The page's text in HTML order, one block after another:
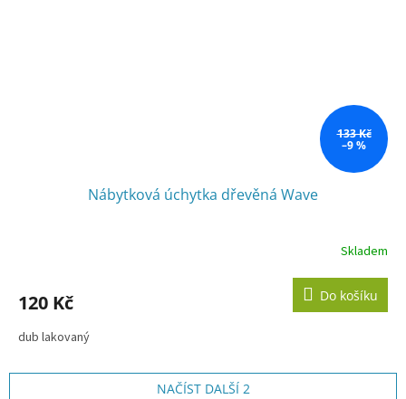
133 Kč
–9 %
Nábytková úchytka dřevěná Wave
je
z
hvězdiček.
Skladem
120 Kč Do košíku
dub lakovaný
NAČÍST DALŠÍ 2